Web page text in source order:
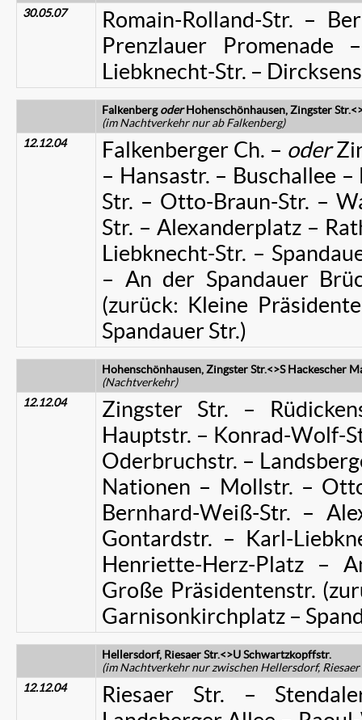
30.05.07
Romain-Rolland-Str. –
Prenzlauer
Liebknecht-Str. –
FalkenbergoderHohenschönhausen, Zingster
(im Nachtverkehr nur ab Falkenberg)
12.12.04
Falkenberger Ch. – oder
– Hansastr. – Buschallee
Str. – Otto-Braun-Str. –
Str. – Alexanderplatz –
Liebknecht-Str. –
– An der Spandauer
(zurück: Kleine
Spandauer Str.)
Hohenschönhausen, Zingster Str.<>S Hackescher
(Nachtverkehr)
12.12.04
Zingster Str. –
Hauptstr. – Konrad-Wolf-
Oderbruchstr. –
Nationen – Mollstr. –
Bernhard-Weiß-Str. –
Gontardstr. – Karl-
Henriette-Herz-Platz –
Große Präsidentenstr.
Garnisonkirchplatz –
Hellersdorf, Riesaer Str.<>U Schwartzkopffstr.
(im Nachtverkehr nur zwischen Hellersdorf,
12.12.04
Riesaer Str. –